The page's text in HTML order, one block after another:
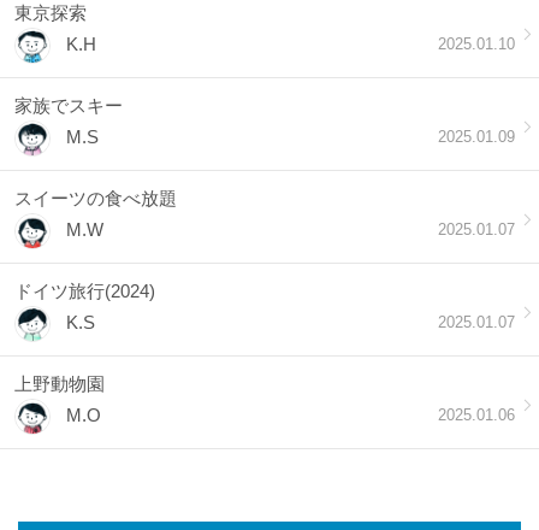
2025.01.10
K.H
東京探索
2025.01.09
M.S
家族でスキー
2025.01.07
M.W
スイーツの食べ放題
2025.01.07
K.S
ドイツ旅行(2024)
2025.01.06
M.O
上野動物園